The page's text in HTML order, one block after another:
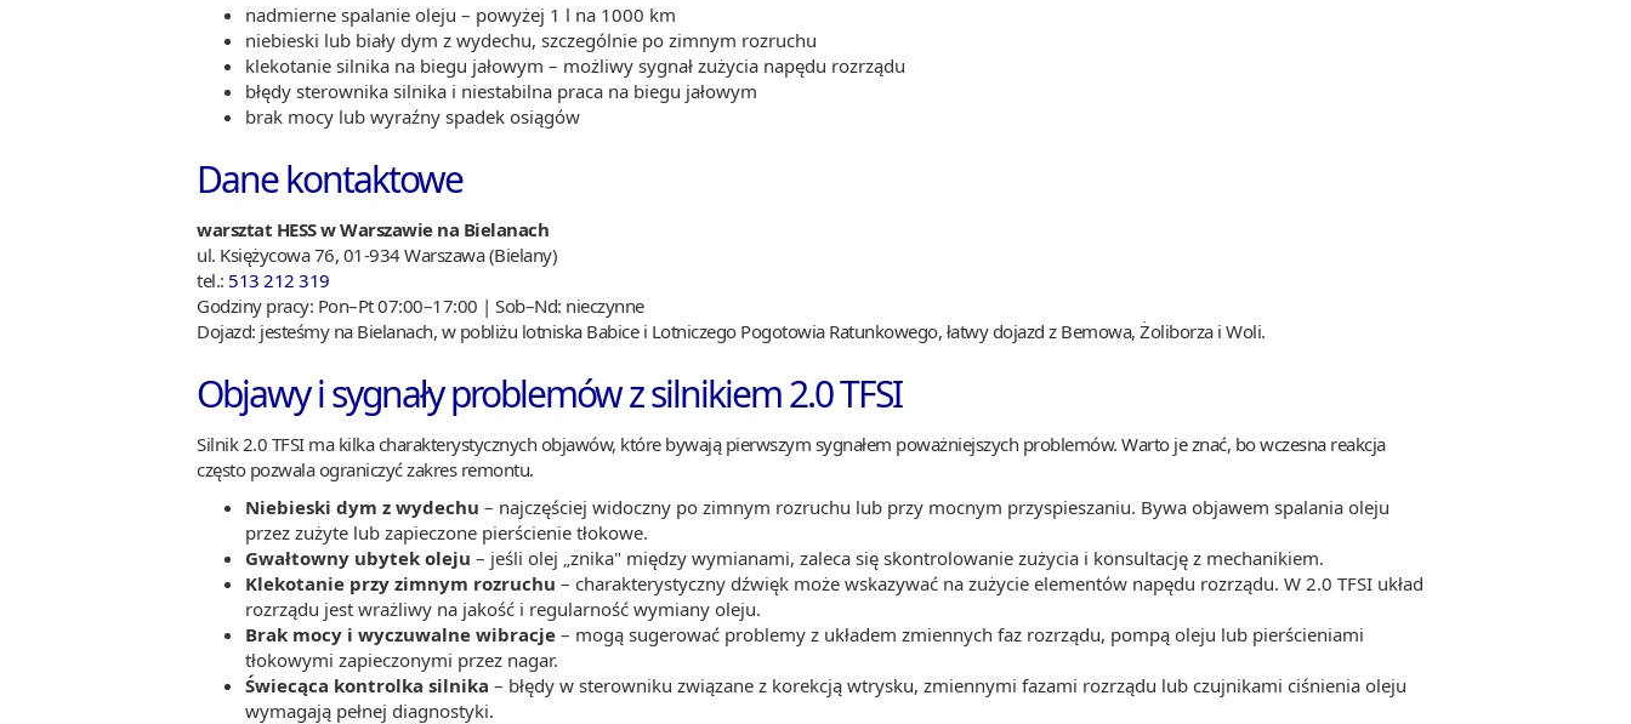
nadmierne spalanie oleju – powyżej 1 l na 1000 km
niebieski lub biały dym z wydechu, szczególnie po zimnym rozruchu
klekotanie silnika na biegu jałowym – możliwy sygnał zużycia napędu rozrządu
błędy sterownika silnika i niestabilna praca na biegu jałowym
brak mocy lub wyraźny spadek osiągów
Dane kontaktowe
warsztat HESS w Warszawie na Bielanach
ul. Księżycowa 76, 01-934 Warszawa (Bielany)
tel.: 513 212 319
Godziny pracy: Pon–Pt 07:00–17:00 | Sob–Nd: nieczynne
Dojazd: jesteśmy na Bielanach, w pobliżu lotniska Babice i Lotniczego Pogotowia Ratunkowego, łatwy dojazd z Bemowa, Żoliborza i Woli.
Objawy i sygnały problemów z silnikiem 2.0 TFSI
Silnik 2.0 TFSI ma kilka charakterystycznych objawów, które bywają pierwszym sygnałem poważniejszych problemów. Warto je znać, bo wczesna reakcja
często pozwala ograniczyć zakres remontu.
Niebieski dym z wydechu – najczęściej widoczny po zimnym rozruchu lub przy mocnym przyspieszaniu. Bywa objawem spalania oleju
przez zużyte lub zapieczone pierścienie tłokowe.
Gwałtowny ubytek oleju – jeśli olej „znika" między wymianami, zaleca się skontrolowanie zużycia i konsultację z mechanikiem.
Klekotanie przy zimnym rozruchu – charakterystyczny dźwięk może wskazywać na zużycie elementów napędu rozrządu. W 2.0 TFSI układ
rozrządu jest wrażliwy na jakość i regularność wymiany oleju.
Brak mocy i wyczuwalne wibracje – mogą sugerować problemy z układem zmiennych faz rozrządu, pompą oleju lub pierścieniami
tłokowymi zapieczonymi przez nagar.
Świecąca kontrolka silnika – błędy w sterowniku związane z korekcją wtrysku, zmiennymi fazami rozrządu lub czujnikami ciśnienia oleju
wymagają pełnej diagnostyki.